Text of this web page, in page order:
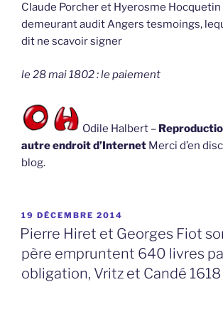
Claude Porcher et Hyerosme
demeurant audit Angers tesmoings,
dit ne scavoir signer
le 28 mai 1802 : le paiement
Odile Halbert –
autre endroit d’Internet Merci d’en
blog.
PUBLIÉ
LE
19 DÉCEMBRE 2014
Pierre Hiret et Georges Fiot
père empruntent 640 livres
obligation, Vritz et Candé 1618